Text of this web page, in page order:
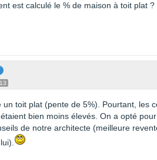
est calculé le % de maison à toit plat ?
un toit plat (pente de 5%). Pourtant, les
bien moins élevés. On a opté
de notre architecte (meilleure